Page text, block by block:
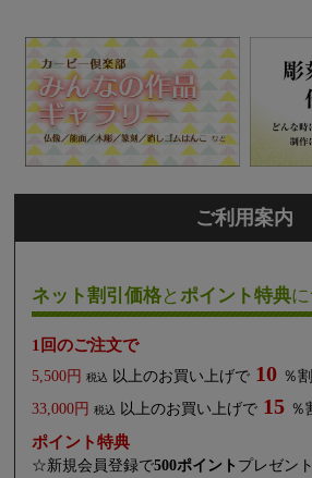
ご利用案内
ネット割引価格とポイント特典
1回のご注文で
5,500円 税込 以上のお買い上げで 10 ％割
33,000円
税込 以上のお買い上げで 15 ％
ポイント特典
☆新規会員登録で500ポイント プレゼント